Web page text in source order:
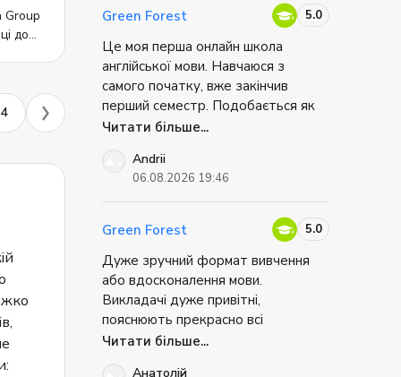
на
до
CAE,
4
кількість практики розмовної
англійської та зручні додаткові
матеріали для самостійного
опрацювання. Рекомендую Green
Forest усім, хто хоче впевнено
покращити свою англійську.
Green Forest 5.0
Це моя перша онлайн школа
англійської мови. Навчаюся з
самого початку, вже закінчив
перший семестр. Подобається як
викладається матеріал та дуже
подобається як ведуться
зайнняття, є можливість самостіно
працювати у групах на занняттях.
Читати більше...
Andrii
06.08.2026 19:46
Green Forest 5.0
Дуже зручний формат вивчення
або вдосконалення мови.
Викладачі дуже привітні,
пояснюють прекрасно всі
незрозумілі нюанси. Взагалі,
Читати більше...
Анатолій